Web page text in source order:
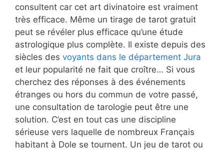
consultent car cet art divinatoire est vraiment
très efficace. Même un tirage de tarot gratuit
peut se révéler plus efficace qu’une étude
astrologique plus complète. Il existe depuis des
siècles des voyants dans le département Jura
et leur popularité ne fait que croître… Si vous
cherchez des réponses à des événements
étranges ou hors du commun de votre passé,
une consultation de tarologie peut être une
solution. C’est en tout cas une discipline
sérieuse vers laquelle de nombreux Français
habitant à Dole se tournent. Un jeu de tarot ou